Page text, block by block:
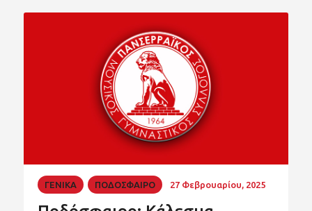
ΓΕΝΙΚΑ ΠΟΔΟΣΦΑΙΡΟ 27 Φεβρουαρίου, 2025